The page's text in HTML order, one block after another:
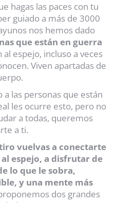
hagas las paces con tu
guiado a más de 3000
nos hemos dado
que están en guerra
al espejo, incluso a veces
Viven apartadas de
a las personas que están
les ocurre esto, pero no
a todas, queremos
a ti.
vuelvas a conectarte
espejo, a disfrutar de
lo que le sobra,
y una mente más
dos grandes